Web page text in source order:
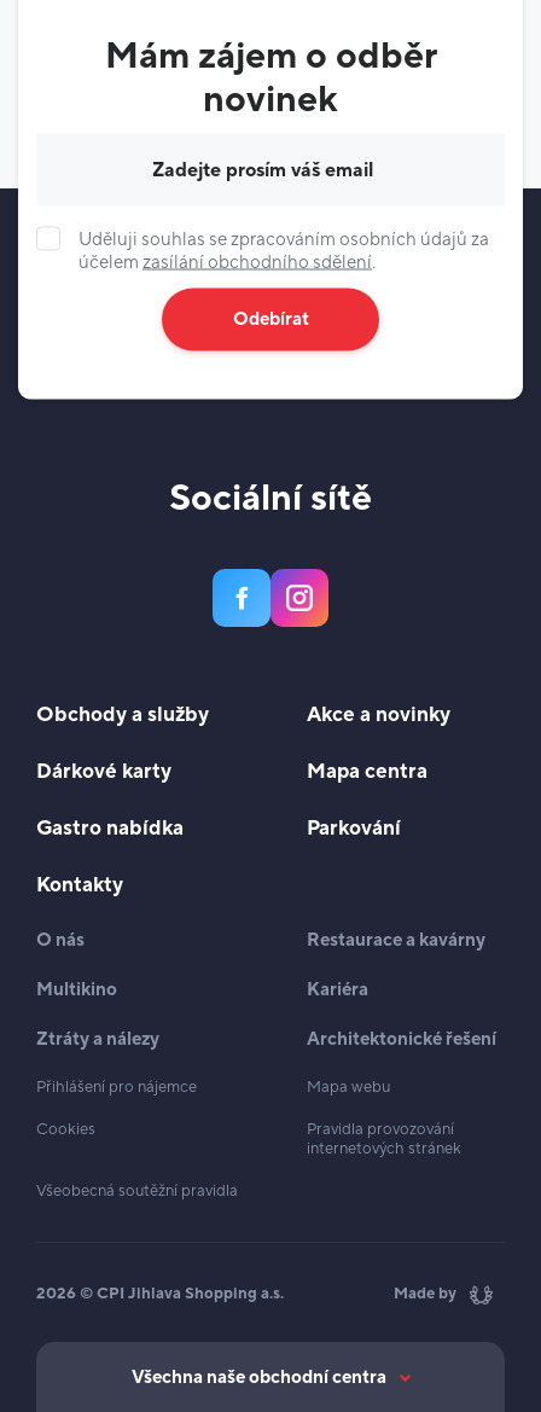
Mám zájem o odběr
novinek
Uděluji souhlas se zpracováním osobních údajů za
účelem zasílání obchodního sdělení.
Odebírat
Sociální sítě
Obchody a služby Akce a novinky
Dárkové karty Mapa centra
Gastro nabídka Parkování
Kontakty
O nás Restaurace a kavárny
Multikino Kariéra
Ztráty a nálezy Architektonické řešení
Přihlášení pro nájemce Mapa webu
Cookies
Pravidla provozování
internetových stránek
Všeobecná soutěžní pravidla
2026 © CPI Jihlava Shopping a.s. Made by
Všechna naše obchodní centra